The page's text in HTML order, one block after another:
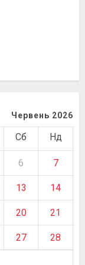
Червень 2026
Сб Нд
6 7
13 14
20 21
27 28